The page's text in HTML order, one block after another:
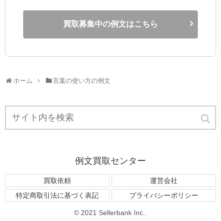
買取募集中の例文はこちら
ホーム 言葉の使い方の例文
例文買取センター
買取依頼
運営会社
特定商取引法に基づく表記
プライバシーポリシー
© 2021 Sellerbank Inc..